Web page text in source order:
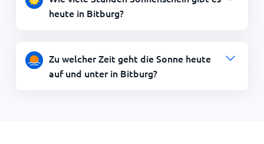
heute in Bitburg?
Zu welcher Zeit geht die Sonne heute
auf und unter in Bitburg?